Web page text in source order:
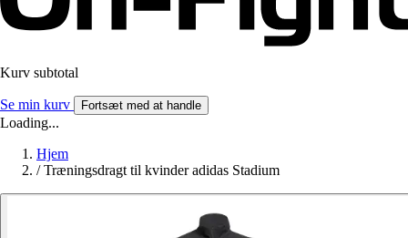
Kurv subtotal
Se min kurv Fortsæt med at handle
Loading...
Hjem
/ Træningsdragt til kvinder adidas Stadium